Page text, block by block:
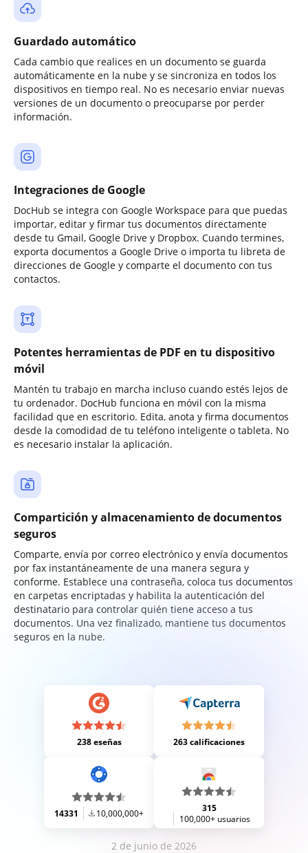
Guardado automático
Cada cambio que realices en un documento se guarda
automáticamente en la nube y se sincroniza en todos los
dispositivos en tiempo real. No es necesario enviar nuevas
versiones de un documento o preocuparse por perder
información.
Integraciones de Google
DocHub se integra con Google Workspace para que puedas
importar, editar y firmar tus documentos directamente
desde tu Gmail, Google Drive y Dropbox. Cuando termines,
exporta documentos a Google Drive o importa tu libreta de
direcciones de Google y comparte el documento con tus
contactos.
Potentes herramientas de PDF en tu dispositivo
móvil
Mantén tu trabajo en marcha incluso cuando estés lejos de
tu ordenador. DocHub funciona en móvil con la misma
facilidad que en escritorio. Edita, anota y firma documentos
desde la comodidad de tu teléfono inteligente o tableta. No
es necesario instalar la aplicación.
Compartición y almacenamiento de documentos
seguros
Comparte, envía por correo electrónico y envía documentos
por fax instantáneamente de una manera segura y
conforme. Establece una contraseña, coloca tus documentos
en carpetas encriptadas y habilita la autenticación del
destinatario para controlar quién tiene acceso a tus
documentos. Una vez finalizado, mantiene tus documentos
seguros en la nube.
238 eseñas 263 calificaciones
14331 10,000,000+
315
100,000+ usuarios
2 de junio de 2026